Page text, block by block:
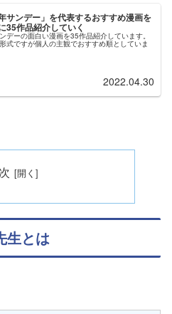
サンデー」を代表するおすすめ漫画を
35作品紹介していく
デーの面白い漫画を35作品紹介しています。
式ですが個人の主観でおすすめ順としていま
2022.04.30
生とは